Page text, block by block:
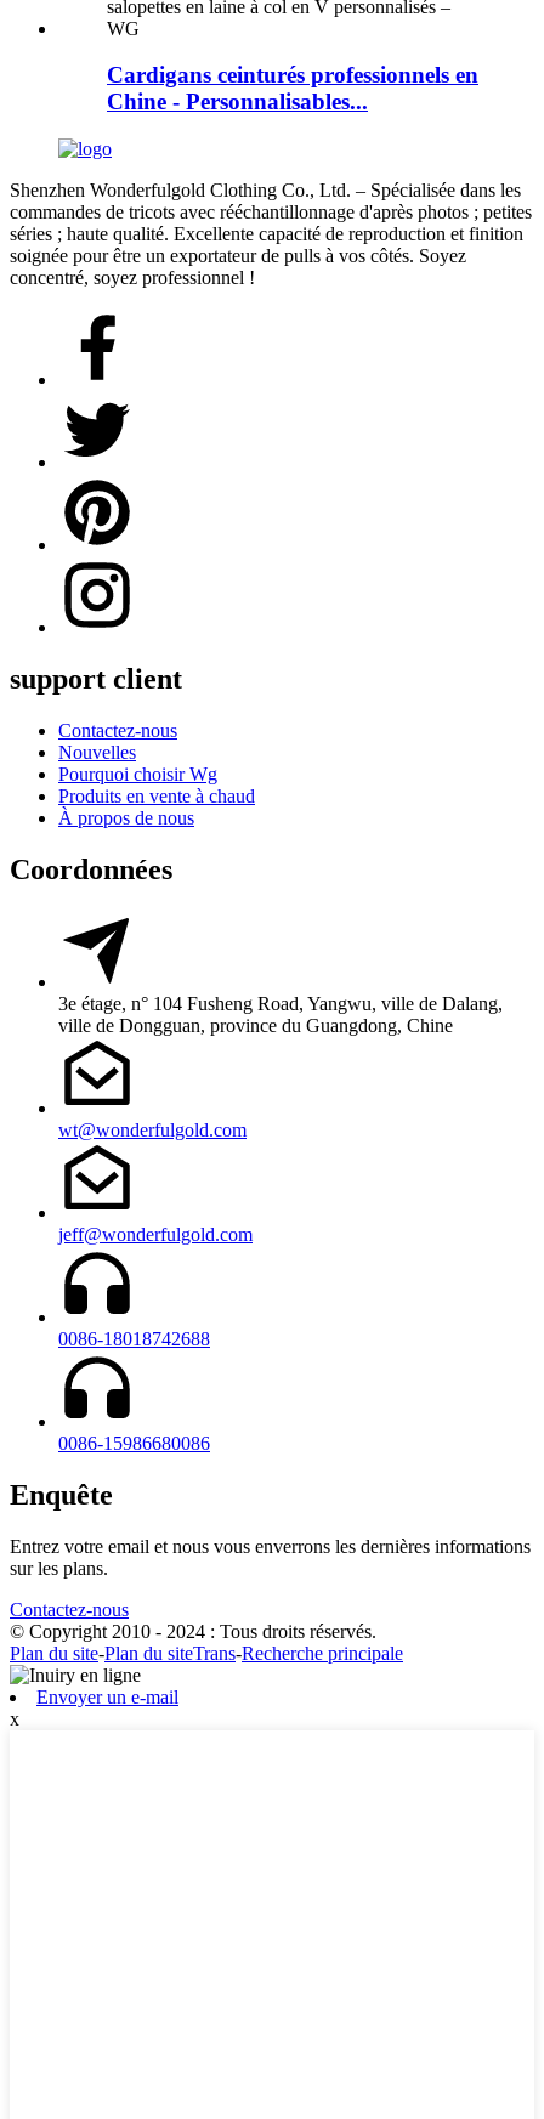
Cardigans ceinturés professionnels en
Chine - Personnalisables...
Shenzhen Wonderfulgold Clothing Co., Ltd. – Spécialisée dans les
commandes de tricots avec rééchantillonnage d'après photos ; petites
séries ; haute qualité. Excellente capacité de reproduction et finition
soignée pour être un exportateur de pulls à vos côtés. Soyez
concentré, soyez professionnel !
support client
Contactez-nous
Nouvelles
Pourquoi choisir Wg
Produits en vente à chaud
À propos de nous
Coordonnées
3e étage, n° 104 Fusheng Road, Yangwu, ville de Dalang,
ville de Dongguan, province du Guangdong, Chine
wt@wonderfulgold.com
jeff@wonderfulgold.com
0086-18018742688
0086-15986680086
Enquête
Entrez votre email et nous vous enverrons les dernières informations
sur les plans.
Contactez-nous
© Copyright 2010 - 2024 : Tous droits réservés.
Plan du site-Plan du siteTrans-Recherche principale
Envoyer un e-mail
x